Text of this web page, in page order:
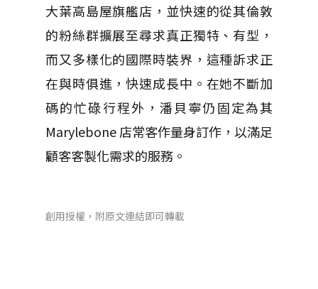
大葉高島屋旗艦店，並快速的從其倫敦
的粉絲群擴展至尋求真正獨特、有型，
而又多樣化的國際時裝界，這種訴求正
在與時俱進，快速成長中。在她不斷加
碼的忙碌行程外，潘貝寧仍固定為其
Marylebone 店常客作量身訂作，以滿足
顧客客製化需求的服務。
創用授權，附原文連結即可轉載